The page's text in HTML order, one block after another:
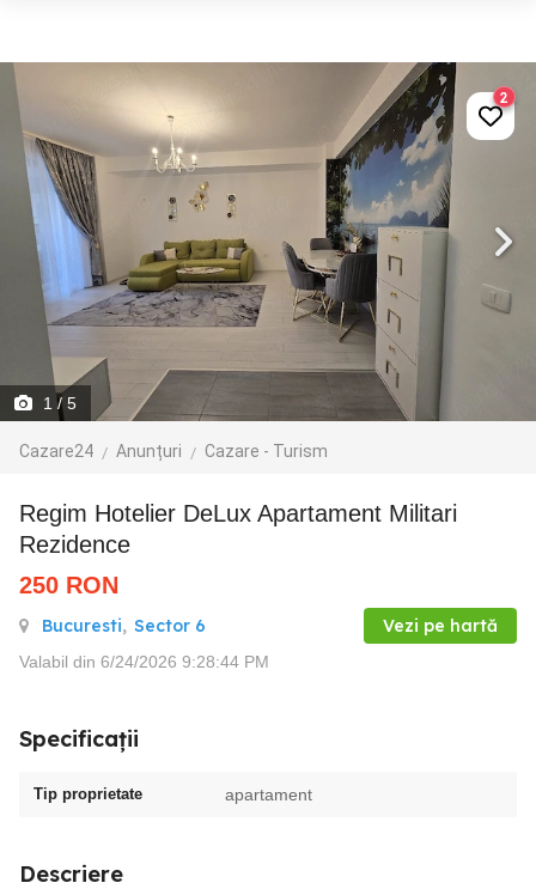
1 / 5
Cazare24 Anunțuri Cazare - Turism
2
Regim Hotelier DeLux Apartament Militari
Rezidence
250 RON
Bucuresti, Sector 6 Vezi pe hartă
Valabil din 6/24/2026 9:28:44 PM
Specificații
Tip proprietate apartament
Descriere